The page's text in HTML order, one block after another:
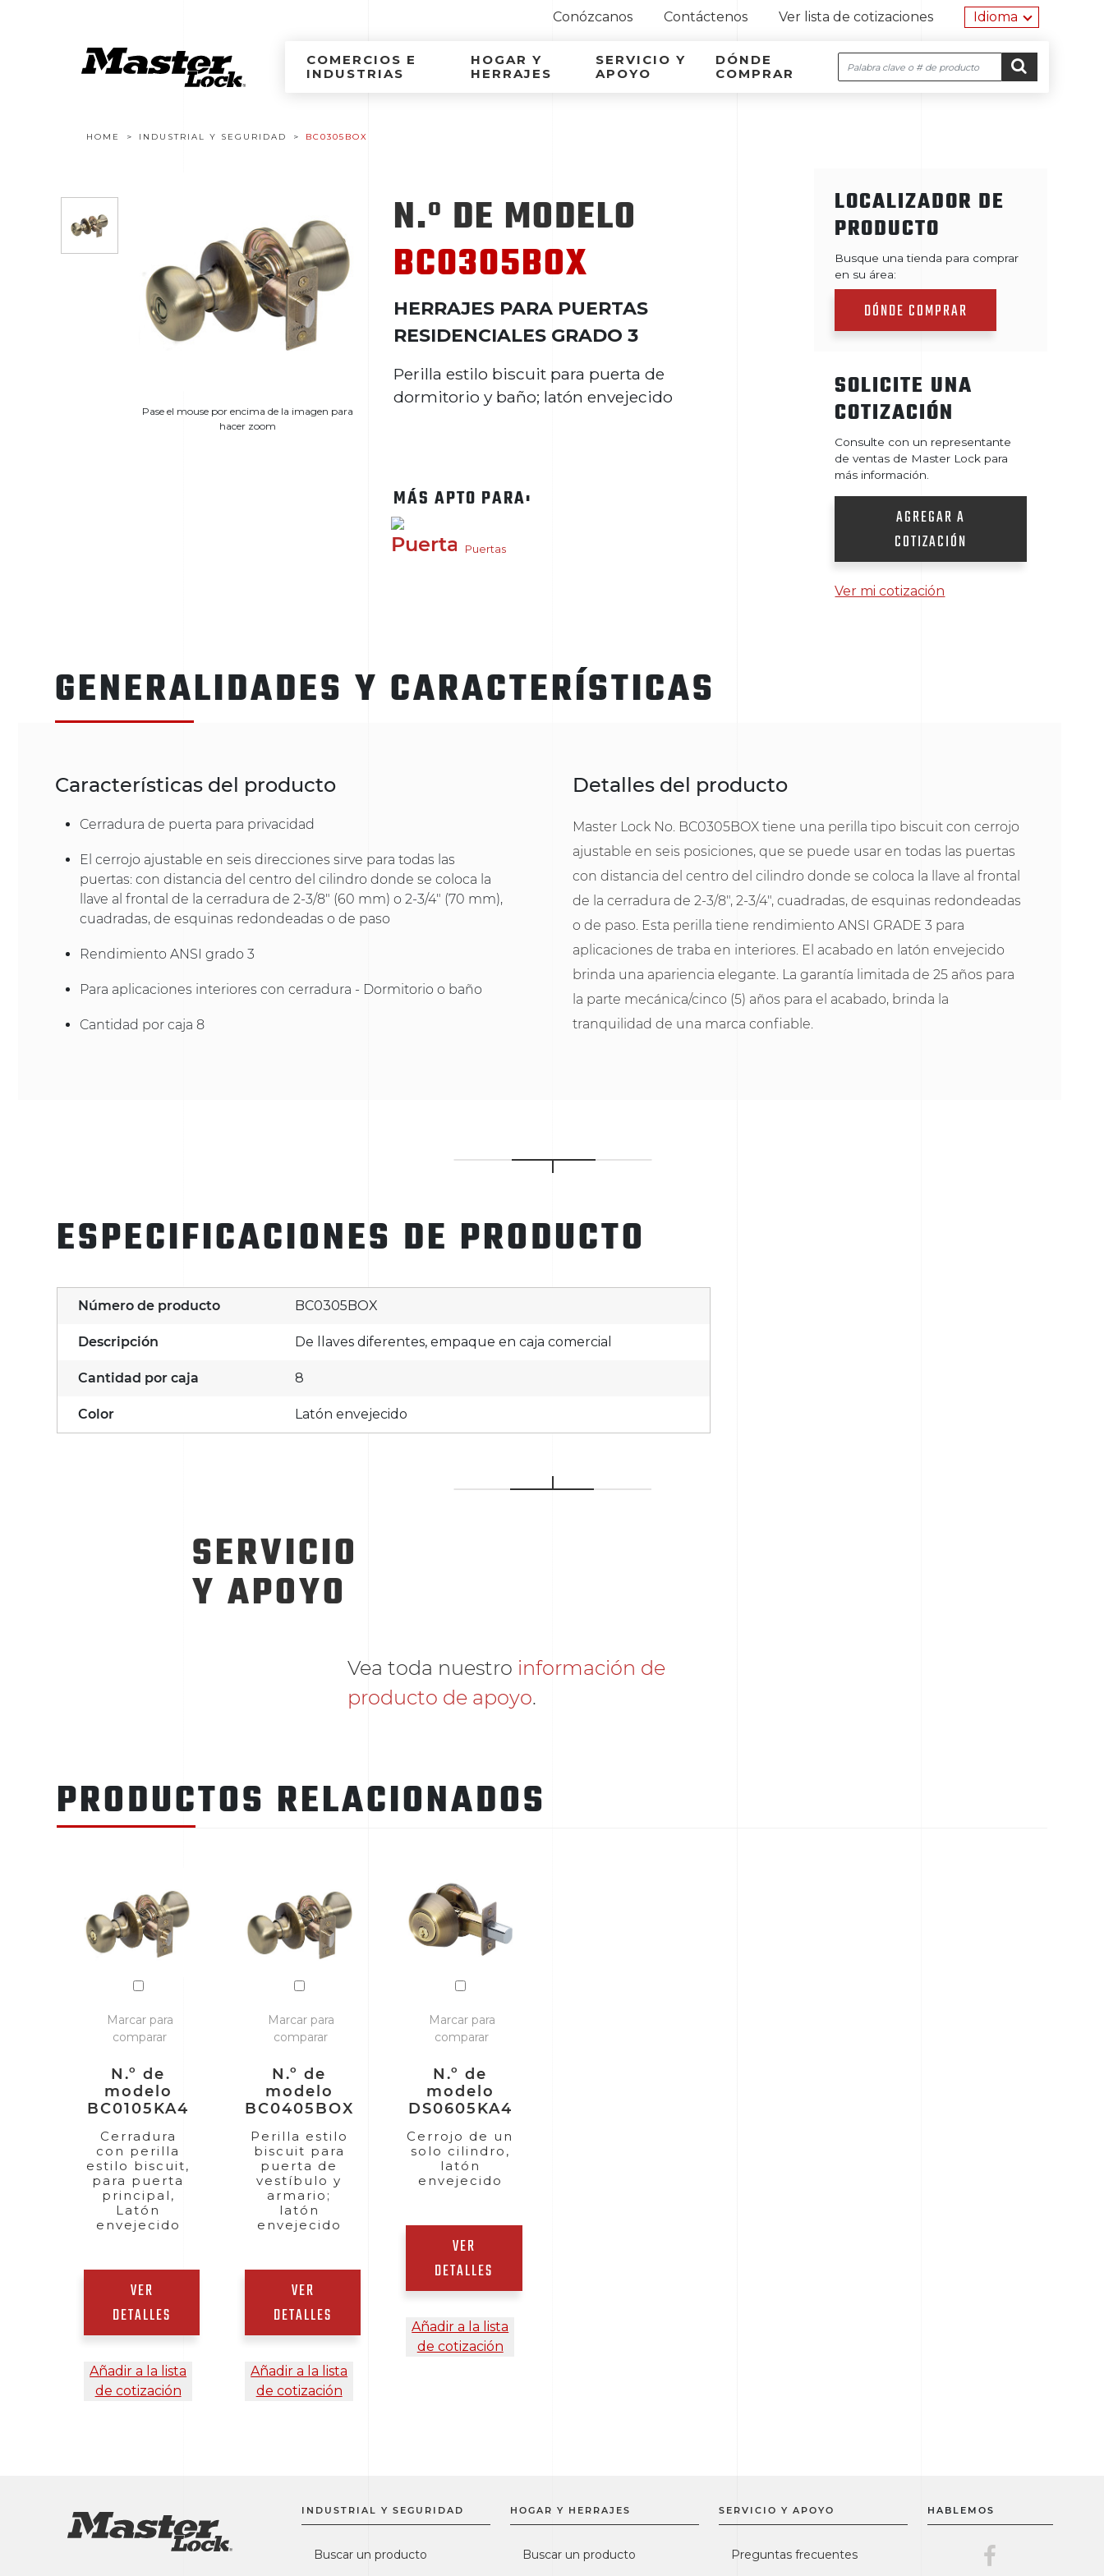
Ir al contenido
Conózcanos Contáctenos Ver lista de cotizaciones Idioma
Navegación por el sitio
Ir al contenido
COMERCIOS E
INDUSTRIAS
HOGAR Y
HERRAJES
SERVICIO Y
APOYO
DÓNDE
COMPRAR
Buscar
HOME INDUSTRIAL Y SEGURIDAD BC0305BOX
Pase el mouse por encima de la imagen para
hacer zoom
N.º DE MODELO
BC0305BOX
HERRAJES PARA PUERTAS
RESIDENCIALES GRADO 3
Perilla estilo biscuit para puerta de
dormitorio y baño; latón envejecido
MÁS APTO PARA:
Puertas
LOCALIZADOR DE
PRODUCTO
Busque una tienda para comprar
en su área:
DÓNDE COMPRAR
SOLICITE UNA
COTIZACIÓN
Consulte con un representante
de ventas de Master Lock para
más información.
AGREGAR A
COTIZACIÓN
Ver mi cotización
GENERALIDADES Y CARACTERÍSTICAS
Características del producto
Cerradura de puerta para privacidad
El cerrojo ajustable en seis direcciones sirve para todas las
puertas: con distancia del centro del cilindro donde se coloca la
llave al frontal de la cerradura de 2-3/8" (60 mm) o 2-3/4" (70 mm),
cuadradas, de esquinas redondeadas o de paso
Rendimiento ANSI grado 3
Para aplicaciones interiores con cerradura - Dormitorio o baño
Cantidad por caja 8
Detalles del producto
Master Lock No. BC0305BOX tiene una perilla tipo biscuit con cerrojo
ajustable en seis posiciones, que se puede usar en todas las puertas
con distancia del centro del cilindro donde se coloca la llave al frontal
de la cerradura de 2-3/8", 2-3/4", cuadradas, de esquinas redondeadas
o de paso. Esta perilla tiene rendimiento ANSI GRADE 3 para
aplicaciones de traba en interiores. El acabado en latón envejecido
brinda una apariencia elegante. La garantía limitada de 25 años para
la parte mecánica/cinco (5) años para el acabado, brinda la
tranquilidad de una marca confiable.
ESPECIFICACIONES DE PRODUCTO
Número de producto BC0305BOX
Descripción De llaves diferentes, empaque en caja comercial
Cantidad por caja 8
Color Latón envejecido
SERVICIO
Y APOYO
Vea toda nuestro información de
producto de apoyo.
PRODUCTOS RELACIONADOS
Marcar para
comparar
N.º de
modelo
BC0105KA4
Cerradura
con perilla
estilo biscuit,
para puerta
principal,
Latón
envejecido
VER
DETALLES
Añadir a la lista
de cotización
Marcar para
comparar
N.º de
modelo
BC0405BOX
Perilla estilo
biscuit para
puerta de
vestíbulo y
armario;
latón
envejecido
VER
DETALLES
Añadir a la lista
de cotización
Marcar para
comparar
N.º de
modelo
DS0605KA4
Cerrojo de un
solo cilindro,
latón
envejecido
VER
DETALLES
Añadir a la lista
de cotización
INDUSTRIAL Y SEGURIDAD
Buscar un producto
HOGAR Y HERRAJES
Buscar un producto
SERVICIO Y APOYO
Preguntas frecuentes
HABLEMOS